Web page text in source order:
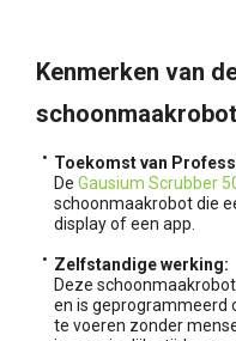
Kenmerken van
schoonmaakrobot
Toekomst van
De Gausium Scrubber
schoonmaakrobot die
display of een app.
Zelfstandige werking:
Deze
en is geprogrammeerd
te voeren zonder